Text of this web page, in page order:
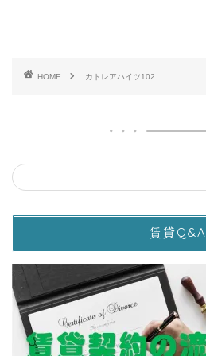
HOME カトレアハイツ102
賃貸Q&A